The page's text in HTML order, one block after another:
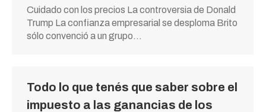
Cuidado con los precios La controversia de Donald
Trump La confianza empresarial se desploma Brito
sólo convenció a un grupo…
Todo lo que tenés que saber sobre el
impuesto a las ganancias de los